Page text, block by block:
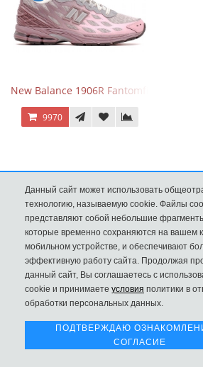
New Balance 1906R Fantomfit Ice Wine
9970
Данный сайт может использовать
технологию, называемую cookie. Файлы
представляют собой небольшие
которые временно сохраняются на вашем
мобильном устройстве, и обеспечивают
эффективную работу сайта. Продолжая
данный сайт, Вы соглашаетесь с
cookie и принимаете условия политики в
обработки персональных данных.
ПОДТВЕРЖДАЮ
СОГЛАСИЕ